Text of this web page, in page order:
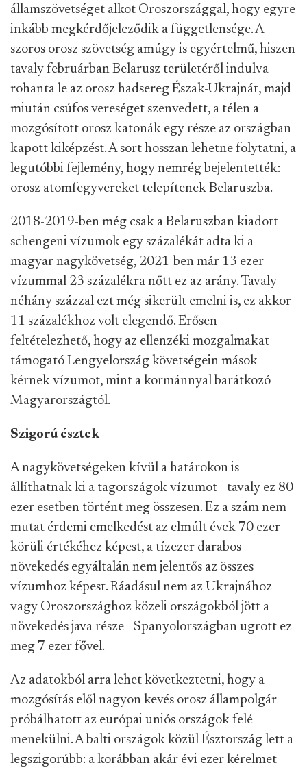
államszövetséget alkot Oroszországgal, hogy egyre
inkább megkérdőjeleződik a függetlensége. A
szoros orosz szövetség amúgy is egyértelmű, hiszen
tavaly februárban Belarusz területéről indulva
rohanta le az orosz hadsereg Észak-Ukrajnát, majd
miután csúfos vereséget szenvedett, a télen a
mozgósított orosz katonák egy része az országban
kapott kiképzést. A sort hosszan lehetne folytatni, a
legutóbbi fejlemény, hogy nemrég bejelentették:
orosz atomfegyvereket telepítenek Belaruszba.
2018-2019-ben még csak a Belaruszban kiadott
schengeni vízumok egy százalékát adta ki a
magyar nagykövetség, 2021-ben már 13 ezer
vízummal 23 százalékra nőtt ez az arány. Tavaly
néhány százzal ezt még sikerült emelni is, ez akkor
11 százalékhoz volt elegendő. Erősen
feltételezhető, hogy az ellenzéki mozgalmakat
támogató Lengyelország követségein mások
kérnek vízumot, mint a kormánnyal barátkozó
Magyarországtól.
Szigorú észtek
A nagykövetségeken kívül a határokon is
állíthatnak ki a tagországok vízumot - tavaly ez 80
ezer esetben történt meg összesen. Ez a szám nem
mutat érdemi emelkedést az elmúlt évek 70 ezer
körüli értékéhez képest, a tízezer darabos
növekedés egyáltalán nem jelentős az összes
vízumhoz képest. Ráadásul nem az Ukrajnához
vagy Oroszországhoz közeli országokból jött a
növekedés java része - Spanyolországban ugrott ez
meg 7 ezer fővel.
Az adatokból arra lehet következtetni, hogy a
mozgósítás elől nagyon kevés orosz állampolgár
próbálhatott az európai uniós országok felé
menekülni. A balti országok közül Észtország lett a
legszigorúbb: a korábban akár évi ezer kérelmet